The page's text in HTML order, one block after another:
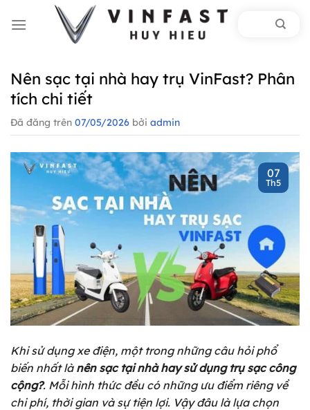
đến
Nên sạc tại nhà hay trụ VinFast? Phân
tích chi tiết
Đã đăng trên 07/05/2026 bởi admin
07
Th5
Khi sử dụng xe điện, một trong những câu hỏi phổ
biến nhất là nên sạc tại nhà hay sử dụng trụ sạc công
cộng?. Mỗi hình thức đều có những ưu điểm riêng về
chi phí, thời gian và sự tiện lợi. Vậy đâu là lựa chọn